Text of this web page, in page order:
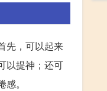
先，可以起来
以提神；还可
。